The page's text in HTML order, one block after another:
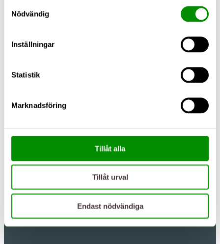
Nödvändig
Inställningar
Statistik
Marknadsföring
Tillåt alla
Tillåt urval
Endast nödvändiga